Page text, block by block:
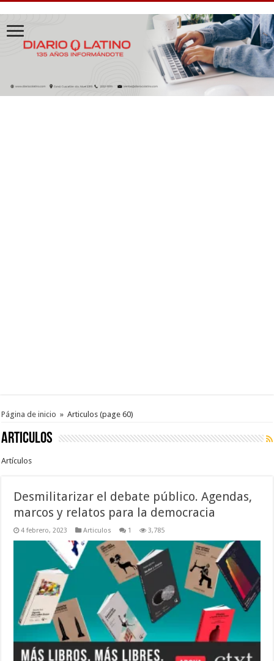
Página de inicio » Articulos (page 60)
Articulos
Artículos
Desmilitarizar el debate público. Agendas,
marcos y relatos para la democracia
4 febrero, 2023 Articulos 1 3,785